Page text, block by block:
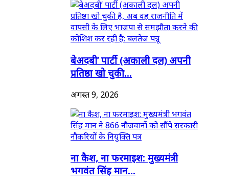
बेअदबी’ पार्टी (अकाली दल) अपनी
प्रतिष्ठा खो चुकी...
अगस्त 9, 2026
ना कैश, ना फरमाइश: मुख्यमंत्री
भगवंत सिंह मान...